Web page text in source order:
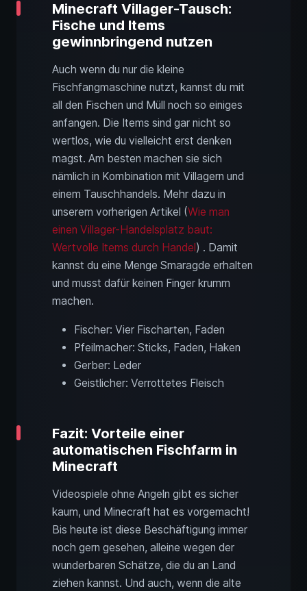
Minecraft Villager-Tausch:
Fische und Items
gewinnbringend nutzen
Auch wenn du nur die kleine
Fischfangmaschine nutzt, kannst du mit
all den Fischen und Müll noch so einiges
anfangen. Die Items sind gar nicht so
wertlos, wie du vielleicht erst denken
magst. Am besten machen sie sich
nämlich in Kombination mit Villagern und
einem Tauschhandels. Mehr dazu in
unserem vorherigen Artikel (Wie man
einen Villager-Handelsplatz baut:
Wertvolle Items durch Handel ) . Damit
kannst du eine Menge Smaragde erhalten
und musst dafür keinen Finger krumm
machen.
Fischer: Vier Fischarten, Faden
Pfeilmacher: Sticks, Faden, Haken
Gerber: Leder
Geistlicher: Verrottetes Fleisch
Fazit: Vorteile einer
automatischen Fischfarm in
Minecraft
Videospiele ohne Angeln gibt es sicher
kaum, und Minecraft hat es vorgemacht!
Bis heute ist diese Beschäftigung immer
noch gern gesehen, alleine wegen der
wunderbaren Schätze, die du an Land
ziehen kannst. Und auch, wenn die alte